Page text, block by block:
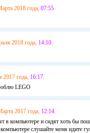
2018 года, 07:55.
2018 года, 14:10.
2017 года, 16:17.
LEGO
2017 года, 12:14.
в компьютере и сидят хоть бы
слушайте меня идите